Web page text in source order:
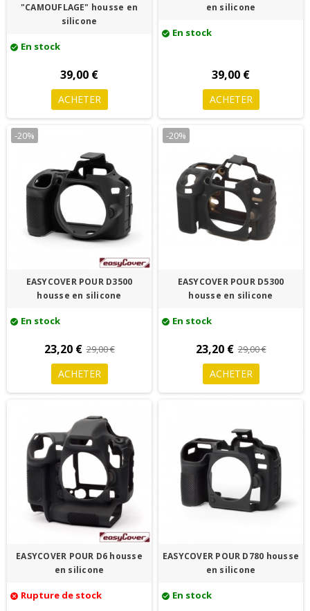
"CAMOUFLAGE" housse en
silicone
check_circle En stock
39,00 €
ACHETER
en silicone
check_circle En stock
39,00 €
ACHETER
-20%
EASYCOVER POUR D3500
housse en silicone
check_circle En stock
23,20 € 29,00 €
ACHETER
-20%
EASYCOVER POUR D5300
housse en silicone
check_circle En stock
23,20 € 29,00 €
ACHETER
EASYCOVER POUR D6 housse
en silicone
cancel Rupture de stock
EASYCOVER POUR D780 housse
en silicone
check_circle En stock